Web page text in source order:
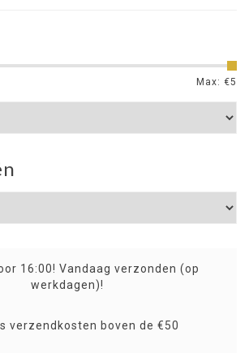
Max: €5
16:00! Vandaag verzonden (op
werkdagen)!
verzendkosten boven de €50